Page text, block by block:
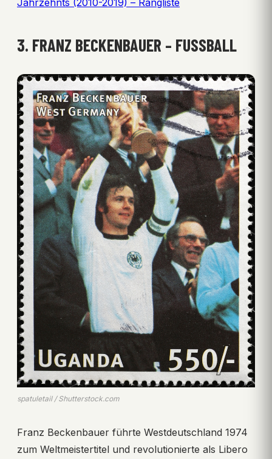
Jahrzehnts (2010-2019) – Rangliste
3. FRANZ BECKENBAUER – FUSSBALL
spatuletail / Shutterstock.com
Franz Beckenbauer führte Westdeutschland 1974
zum Weltmeistertitel und revolutionierte als Libero